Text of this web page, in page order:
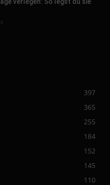
verlegen: So legst du sie
397
365
255
184
152
145
110